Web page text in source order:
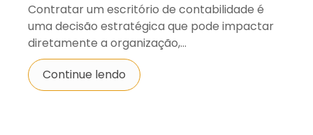
Contratar um escritório de contabilidade é
uma decisão estratégica que pode impactar
diretamente a organização,...
Continue lendo